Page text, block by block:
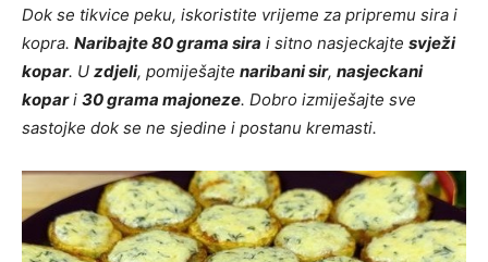
Dok se tikvice peku, iskoristite vrijeme za pripremu sira i
kopra. Naribajte 80 grama sira i sitno nasjeckajte svježi
kopar. U zdjeli, pomiješajte naribani sir, nasjeckani
kopari 30 grama majoneze. Dobro izmiješajte sve
sastojke dok se ne sjedine i postanu kremasti.